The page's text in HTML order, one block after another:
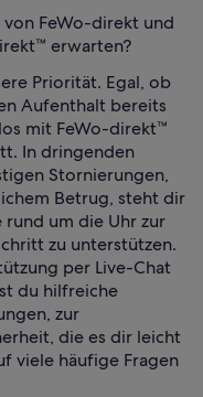
von FeWo-direkt und
erwarten?
Priorität. Egal, ob
Aufenthalt bereits
mit FeWo-direkt™
In dringenden
Stornierungen,
Betrug, steht dir
um die Uhr zur
zu unterstützen.
per Live-Chat
du hilfreiche
zur
die es dir leicht
viele häufige Fragen